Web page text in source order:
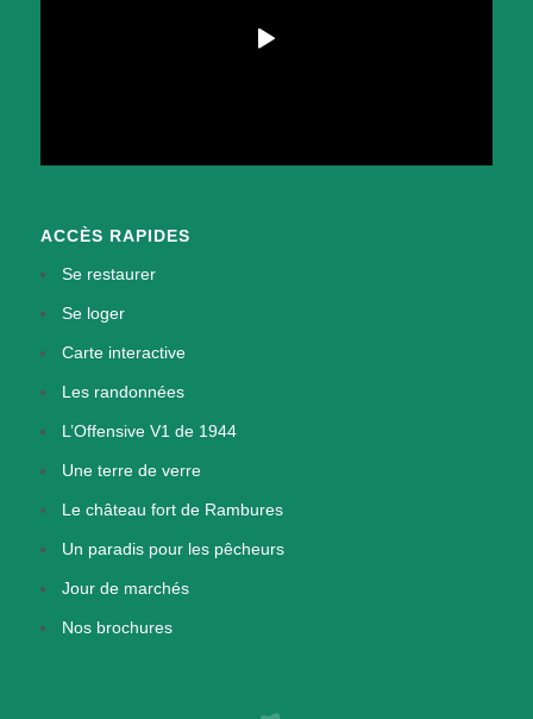
ACCÈS RAPIDES
Se restaurer
Se loger
Carte interactive
Les randonnées
L’Offensive V1 de 1944
Une terre de verre
Le château fort de Rambures
Un paradis pour les pêcheurs
Jour de marchés
Nos brochures